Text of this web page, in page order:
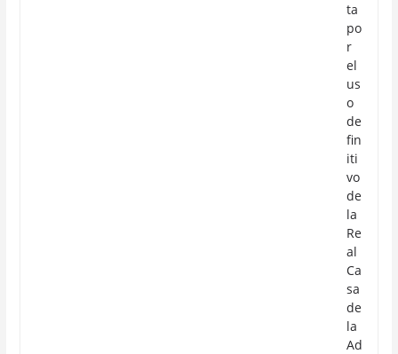
ta
po
r
el
us
o
de
fin
iti
vo
de
la
Re
al
Ca
sa
de
la
Ad